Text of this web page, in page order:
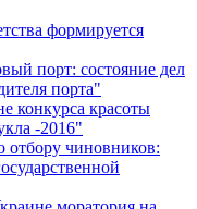
формируется
порт: состояние дел
порта"
конкурса красоты
-2016"
отбору чиновников: